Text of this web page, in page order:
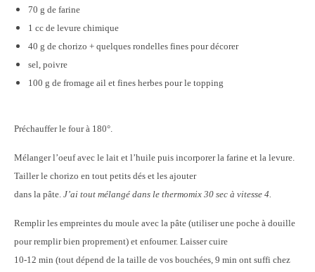
70 g de farine
1 cc de levure chimique
40 g de chorizo + quelques rondelles fines pour décorer
sel, poivre
100 g de fromage ail et fines herbes pour le topping
Préchauffer le four à 180°.
Mélanger l’oeuf avec le lait et l’huile puis incorporer la farine et la levure.
Tailler le chorizo en tout petits dés et les ajouter
dans la pâte. J’ai tout mélangé dans le thermomix 30 sec à vitesse 4.
Remplir les empreintes du moule avec la pâte (utiliser une poche à douille
pour remplir bien proprement) et enfourner. Laisser cuire
10-12 min (tout dépend de la taille de vos bouchées, 9 min ont suffi chez